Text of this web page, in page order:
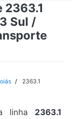
2363.1
Sul /
2363.1
linha 2363.1